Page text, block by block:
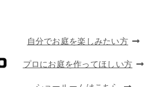
自分でお庭を楽しみたい方
プロにお庭を作ってほしい方